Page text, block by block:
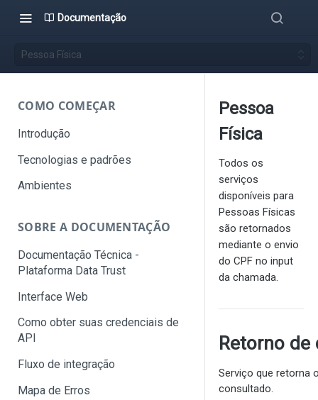
Documentação
Pessoa Física
COMO COMEÇAR
Introdução
Tecnologias e padrões
Ambientes
SOBRE A DOCUMENTAÇÃO
Documentação Técnica -
Plataforma Data Trust
Interface Web
Como obter suas credenciais de
API
Fluxo de integração
Mapa de Erros
Pessoa
Física
Todos os
serviços
disponíveis para
Pessoas Físicas
são retornados
mediante o envio
do CPF no input
da chamada.
Retorno
Serviço que retorna
consultado.